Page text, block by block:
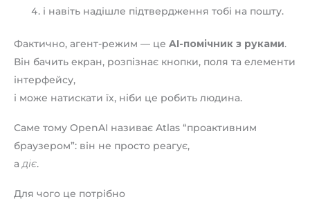
і навіть надішле підтвердження тобі на пошту.
Фактично, агент-режим — це AI-помічник з руками.
Він бачить екран, розпізнає кнопки, поля та елементи
інтерфейсу,
і може натискати їх, ніби це робить людина.
Саме тому OpenAI називає Atlas “проактивним
браузером”: він не просто реагує,
адіє.
Для чого це потрібно